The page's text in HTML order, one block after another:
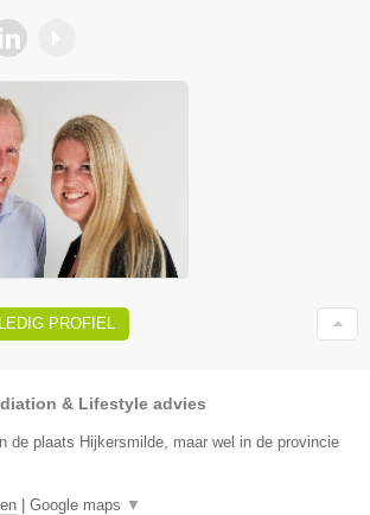
PROFIEL
& Lifestyle advies
de plaats Hijkersmilde, maar wel in de provincie
Google maps ▼